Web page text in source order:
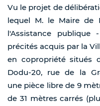
Vu le projet de
lequel M. le Maire de
l'Assistance
précités acquis par la
en copropriété situés
Dodu-20, rue de la
une pièce libre de 9
de 31 mètres carrés